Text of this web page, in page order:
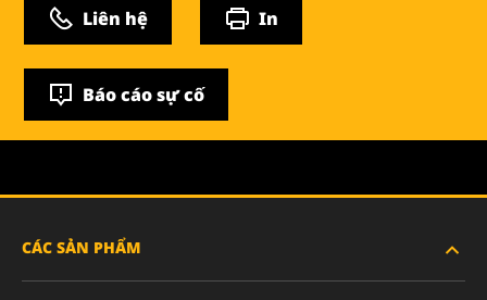
Liên hệ In
Báo cáo sự cố
CÁC SẢN PHẨM